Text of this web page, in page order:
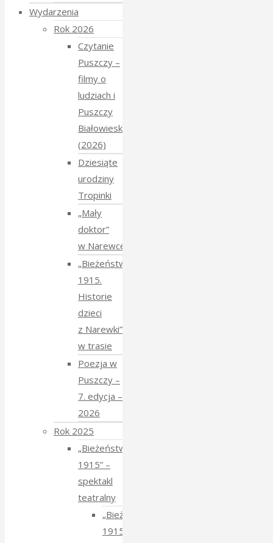
Wydarzenia
Rok 2026
Czytanie
Puszczy –
filmy o
ludziach i
Puszczy
Białowieskiej
(2026)
Dziesiąte
urodziny
Tropinki
„Mały
doktor”
w Narewce
„Bieżeństwo
1915.
Historie
dzieci
z Narewki”
w trasie
Poezja w
Puszczy –
7. edycja –
2026
Rok 2025
„Bieżeństwo
1915” –
spektakl
teatralny
„Bieżeństwo
1915”